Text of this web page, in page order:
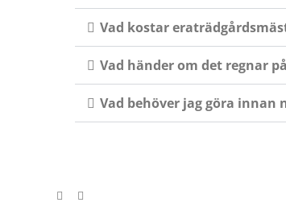
Vad kostar
Vad händer om det regnar
Vad behöver jag göra